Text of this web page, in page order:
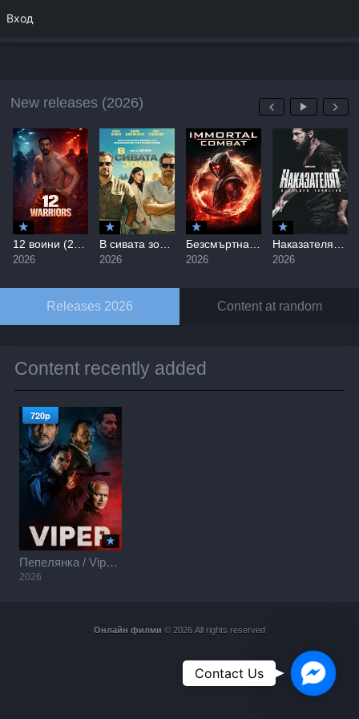
New releases (2026)
2026
В сивата зона / In the Grey (2026)
2026 2026 2026
Releases 2026 Content at random
Content recently added
Пепелянка / Viper (2026)
2026
720p
Онлайн филми © 2026 All rights reserved
Вход
Contact Us